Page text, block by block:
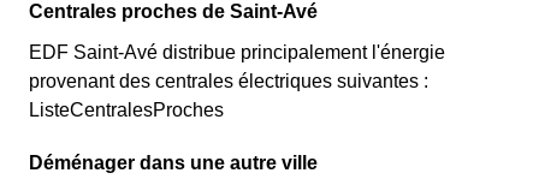
Centrales proches de Saint-Avé
EDF Saint-Avé distribue principalement l'énergie
provenant des centrales électriques suivantes :
ListeCentralesProches
Déménager dans une autre ville